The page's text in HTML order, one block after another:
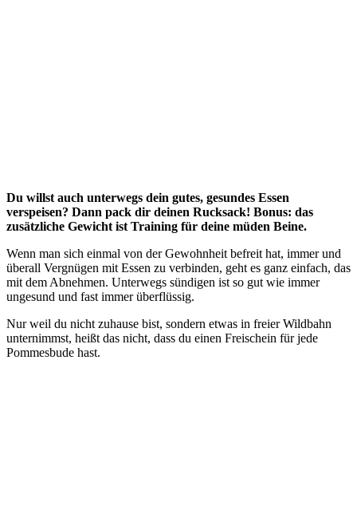
Du willst auch unterwegs dein gutes, gesundes Essen
verspeisen? Dann pack dir deinen Rucksack! Bonus: das
zusätzliche Gewicht ist Training für deine müden Beine.
Wenn man sich einmal von der Gewohnheit befreit hat, immer und
überall Vergnügen mit Essen zu verbinden, geht es ganz einfach, das
mit dem Abnehmen. Unterwegs sündigen ist so gut wie immer
ungesund und fast immer überflüssig.
Nur weil du nicht zuhause bist, sondern etwas in freier Wildbahn
unternimmst, heißt das nicht, dass du einen Freischein für jede
Pommesbude hast.